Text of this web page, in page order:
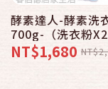
酵素達人-酵素洗
700g-（洗衣粉
劑X6）洗淨/潔白/
NT$1,680